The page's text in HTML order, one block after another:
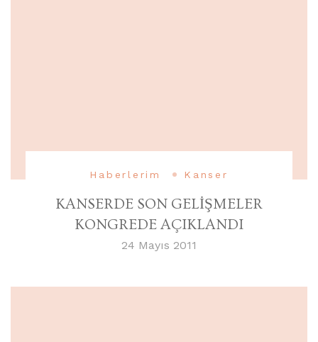
Haberlerim Kanser
KANSERDE SON GELİŞMELER
KONGREDE AÇIKLANDI
24 Mayıs 2011